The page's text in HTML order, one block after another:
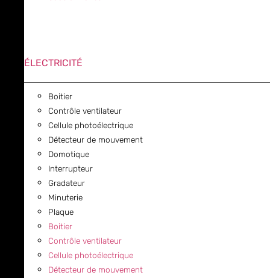
ÉLECTRICITÉ
Boitier
Contrôle ventilateur
Cellule photoélectrique
Détecteur de mouvement
Domotique
Interrupteur
Gradateur
Minuterie
Plaque
Boitier
Contrôle ventilateur
Cellule photoélectrique
Détecteur de mouvement